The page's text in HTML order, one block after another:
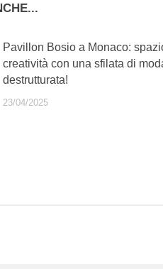
Pavillon Bosio a Monaco:
creatività con una sfilata di
destrutturata!
23/04/2025